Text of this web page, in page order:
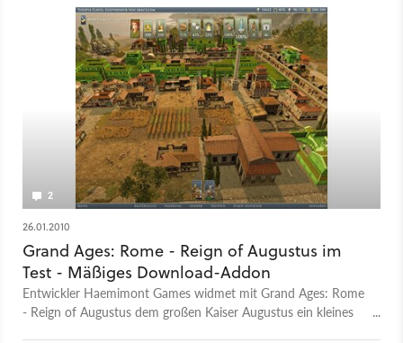
2
26.01.2010
Grand Ages: Rome - Reign of Augustus im
Test - Mäßiges Download-Addon
Entwickler Haemimont Games widmet mit Grand Ages: Rome
- Reign of Augustus dem großen Kaiser Augustus ein kleines